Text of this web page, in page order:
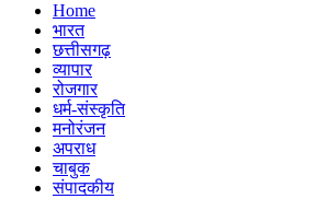
Home
भारत
छत्तीसगढ़
व्यापार
रोजगार
धर्म-संस्कृति
मनोरंजन
अपराध
चाबुक
संपादकीय